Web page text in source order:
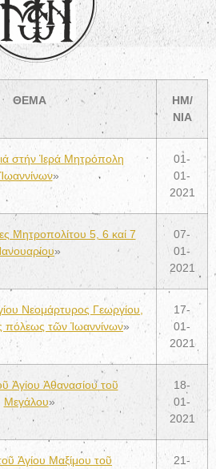
ΘΕΜΑ
ΗΜ/
ΝΙΑ
στήν Ἱερά Μητρόπολη
Ἰωαννίνων»
01-
01-
2021
Μητροπολίτου 5, 6 καί 7
»
07-
01-
2021
Νεομάρτυρος Γεωργίου,
πόλεως τῶν Ἰωαννίνων»
17-
01-
2021
Ἁγίου Ἀθανασίου τοῦ
Μεγάλου»
18-
01-
2021
Ἁγίου Μαξίμου τοῦ
21-